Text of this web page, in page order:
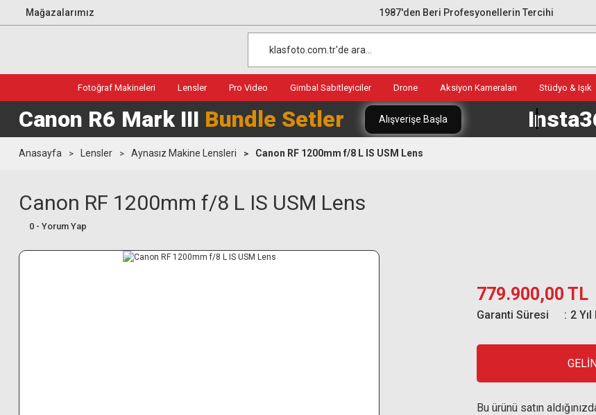
Mağazalarımız 1987'den Beri Profesyonellerin Tercihi
Fotoğraf Makineleri Lensler Pro Video Gimbal Sabitleyiciler Drone Aksiyon Kameraları Stüdyo & Işık
Canon R6 Mark III Bundle Setler Alışverişe Başla
Anasayfa Lensler Aynasız Makine Lensleri Canon RF 1200mm f/8 L IS USM Lens
Canon RF 1200mm f/8 L IS USM Lens
0 - Yorum Yap
779.900,00 TL
Garanti Süresi 2
Bu ürünü satın